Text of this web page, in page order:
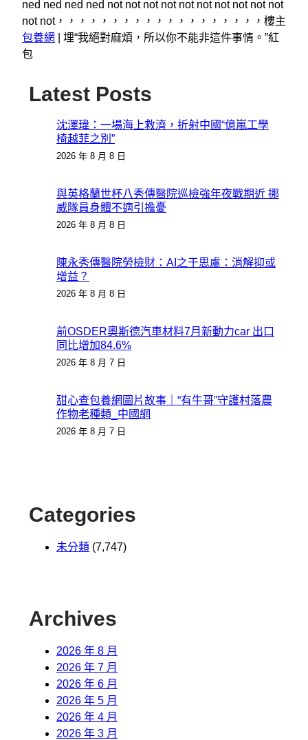
ned ned ned ned not not not not not not not not not not
not not，，，，，，，，，，，，，，，，，，，樓主
包養網
埋“我絕對麻煩，所以你不能非這件事情。”紅
包
Latest Posts
沈澤瑋：一場海上救濟，折射中國“億嵐工學
椅越菲之別”
2026 年 8 月 8 日
與英格蘭世杯八秀傳醫院巡檢強年夜戰期近 挪
威隊員身體不適引擔憂
2026 年 8 月 8 日
陳永秀傳醫院勞檢財：AI之于思慮：消解抑或
增益？
2026 年 8 月 8 日
前OSDER奧斯德汽車材料7月新動力car 出口
同比增加84.6%
2026 年 8 月 7 日
甜心查包養網圖片故事｜“有牛哥”守護村落農
作物老種類_中國網
2026 年 8 月 7 日
Categories
未分類 (7,747)
Archives
2026 年 8 月
2026 年 7 月
2026 年 6 月
2026 年 5 月
2026 年 4 月
2026 年 3 月